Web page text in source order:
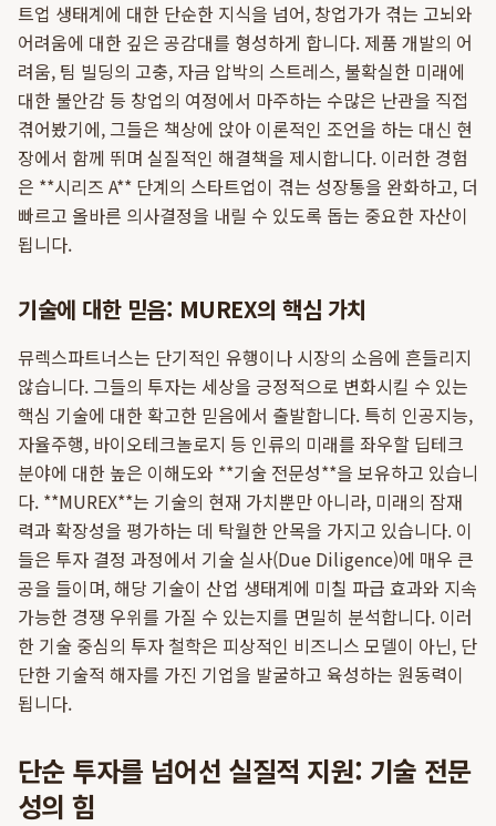
트업 생태계에 대한 단순한 지식을 넘어, 창업가가 겪는 고뇌와
어려움에 대한 깊은 공감대를 형성하게 합니다. 제품 개발의 어
려움, 팀 빌딩의 고충, 자금 압박의 스트레스, 불확실한 미래에
대한 불안감 등 창업의 여정에서 마주하는 수많은 난관을 직접
겪어봤기에, 그들은 책상에 앉아 이론적인 조언을 하는 대신 현
장에서 함께 뛰며 실질적인 해결책을 제시합니다. 이러한 경험
은 **시리즈 A** 단계의 스타트업이 겪는 성장통을 완화하고, 더
빠르고 올바른 의사결정을 내릴 수 있도록 돕는 중요한 자산이
됩니다.
기술에 대한 믿음: MUREX의 핵심 가치
뮤렉스파트너스는 단기적인 유행이나 시장의 소음에 흔들리지
않습니다. 그들의 투자는 세상을 긍정적으로 변화시킬 수 있는
핵심 기술에 대한 확고한 믿음에서 출발합니다. 특히 인공지능,
자율주행, 바이오테크놀로지 등 인류의 미래를 좌우할 딥테크
분야에 대한 높은 이해도와 **기술 전문성**을 보유하고 있습니
다. **MUREX**는 기술의 현재 가치뿐만 아니라, 미래의 잠재
력과 확장성을 평가하는 데 탁월한 안목을 가지고 있습니다. 이
들은 투자 결정 과정에서 기술 실사(Due Diligence)에 매우 큰
공을 들이며, 해당 기술이 산업 생태계에 미칠 파급 효과와 지속
가능한 경쟁 우위를 가질 수 있는지를 면밀히 분석합니다. 이러
한 기술 중심의 투자 철학은 피상적인 비즈니스 모델이 아닌, 단
단한 기술적 해자를 가진 기업을 발굴하고 육성하는 원동력이
됩니다.
단순 투자를 넘어선 실질적 지원: 기술 전문
성의 힘